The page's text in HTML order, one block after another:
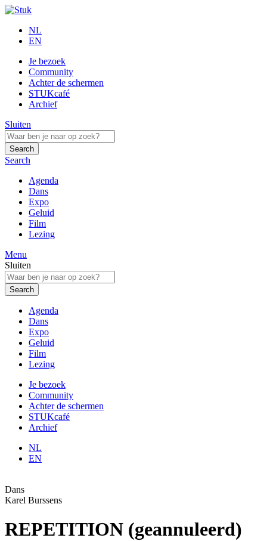
NL
EN
Je bezoek
Community
Achter de schermen
STUKcafé
Archief
Sluiten
Search
Search
Agenda
Dans
Expo
Geluid
Film
Lezing
Menu
Sluiten
Search
Agenda
Dans
Expo
Geluid
Film
Lezing
Je bezoek
Community
Achter de schermen
STUKcafé
Archief
NL
EN
Dans
Karel Burssens
REPETITION (geannuleerd)